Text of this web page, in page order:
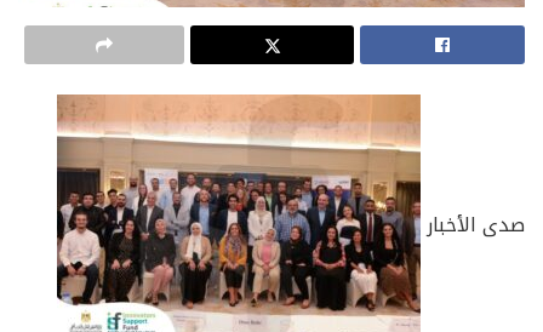
صدى الأخبار